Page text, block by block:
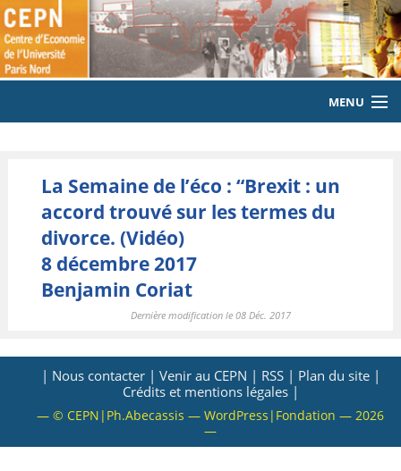
MENU
LE LABORATOIRE
MEMBRES
EQUIPE
PUBLICATIONS
LABORATOIRE CITOYEN
VALORISATION
La Semaine de l’éco : “Brexit : un
accord trouvé sur les termes du
divorce. (Vidéo)
8 décembre 2017
Benjamin Coriat
Dernière modification le 08 Déc. 2017
| Nous contacter | Venir au CEPN | RSS | Plan du site |
Crédits et mentions légales |
— © CEPN|Ph.Abecassis — WordPress|Fondation — 2026
—